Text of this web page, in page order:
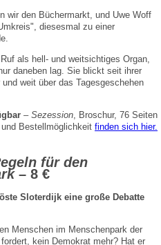
wir den Büchermarkt, und Uwe Woff
diesesmal zu einer
als hell- und weitsichtiges Organ,
daneben lag. Sie blickt seit ihrer
weit über das Tagesgeschehen
– Sezession , Broschur, 76 Seiten
Bestellmöglichkeit finden sich hier.
für den
– 8 €
Sloterdijk eine große Debatte
Menschen im Menschenpark der
kein Demokrat mehr? Hat er